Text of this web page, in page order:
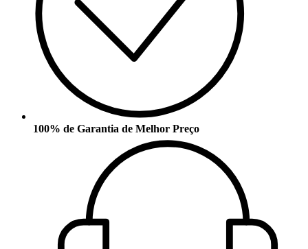
100% de Garantia de Melhor Preço